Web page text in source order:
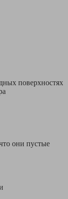
поверхностях
они пустые